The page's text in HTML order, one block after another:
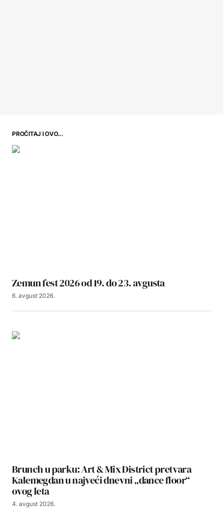
PROČITAJ I OVO...
Zemun fest 2026 od 19. do 23. avgusta
6. avgust 2026.
Brunch u parku: Art & Mix District pretvara
Kalemegdan u najveći dnevni „dance floor“
ovog leta
4. avgust 2026.